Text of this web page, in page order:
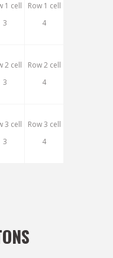
1 cell
3
Row 1 cell
4
2 cell
3
Row 2 cell
4
3 cell
3
Row 3 cell
4